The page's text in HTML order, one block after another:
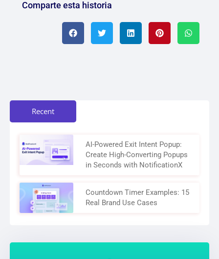
Comparte esta historia
Recent
AI-Powered Exit Intent Popup:
Create High-Converting Popups
in Seconds with NotificationX
Countdown Timer Examples: 15
Real Brand Use Cases